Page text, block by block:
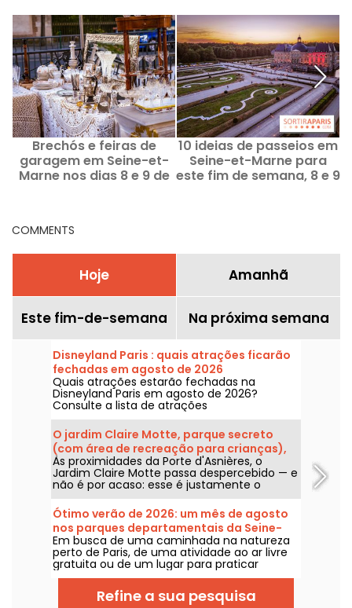
Brechós e feiras de
garagem em Seine-et-
Marne nos dias 8 e 9 de
10 ideias de passeios em
Seine-et-Marne para
este fim de semana, 8 e 9
COMMENTS
Hoje Amanhã
Este fim-de-semana Na próxima semana
Disneyland Paris : quais atrações ficarão
fechadas em agosto de 2026
Quais atrações estarão fechadas na
Disneyland Paris em agosto de 2026?
Consulte a lista de atrações
temporariamente indisponíveis por
manutenção ou renovação para planejar
sua visita aos parques da Disney.
O jardim Claire Motte, parque secreto
(com área de recreação para crianças),
no 17.º.
Às proximidades da Porte d'Asnières, o
Jardim Claire Motte passa despercebido — e
não é por acaso: esse é justamente o
objetivo deste espaço verde, oferecer um
refúgio onde se possa recarregar as
energias, em plena tranquilidade.
Ótimo verão de 2026: um mês de agosto
nos parques departamentais da Seine-
Saint-Denis
Em busca de uma caminhada na natureza
perto de Paris, de uma atividade ao ar livre
gratuita ou de um lugar para praticar
esportes longe do agito da cidade...
certamente um dos parques da Seine-
Saint-Denis foi feito para você!
Refine a sua pesquisa